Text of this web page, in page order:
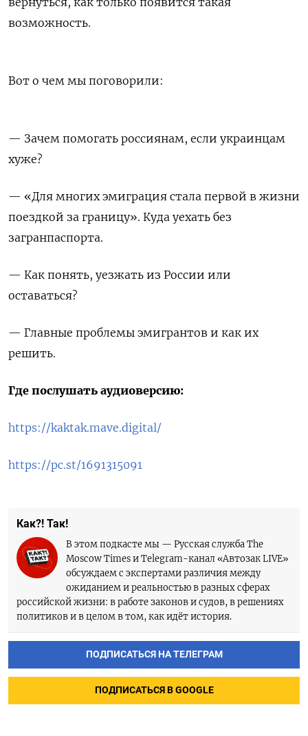
возможность.
Вот о чем мы поговорили:
— Зачем помогать россиянам, если украинцам
хуже?
— «Для многих эмиграция стала первой в жизни
поездкой за границу». Куда уехать без
загранпаспорта.
— Как понять, уезжать из России или
оставаться?
— Главные проблемы эмигрантов и как их
решить.
Где послушать аудиоверсию:
https://kaktak.mave.digital/
https://pc.st/1691315091
Как?! Так!
В этом подкасте мы — Русская служба The
Moscow Times и Telegram-канал «Автозак LIVE»
обсуждаем с экспертами различия между
ожиданием и реальностью в разных сферах
российской жизни: в работе законов и судов, в решениях
политиков и в целом в том, как идёт история.
ПОДПИСАТЬСЯ НА ТЕЛЕГРАМ
ПОДПИСАТЬСЯ В GOOGLE